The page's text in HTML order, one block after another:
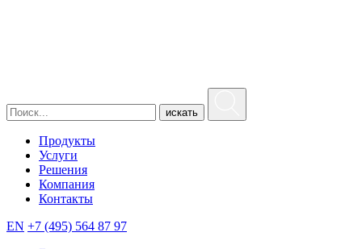
искать
Продукты
Услуги
Решения
Компания
Контакты
EN +7 (495) 564 87 97